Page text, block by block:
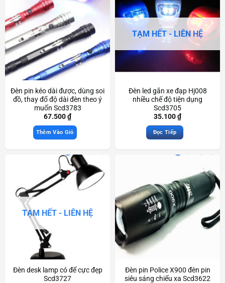
Đèn pin kéo dài được, dùng soi
đồ, thay đổ độ dài đèn theo ý
muốn Scd3783
67.500₫
Thêm Vào Giỏ
TẠM HẾT - LIÊN HỆ
Đèn led gắn xe đạp Hj008
nhiều chế độ tiện dụng
Scd3705
35.100₫
Đọc Tiếp
TẠM HẾT - LIÊN HỆ
Đèn desk lamp có đế cực đẹp
Scd3727
Đèn pin Police X900 đèn pin
siêu sáng chiếu xa Scd3622